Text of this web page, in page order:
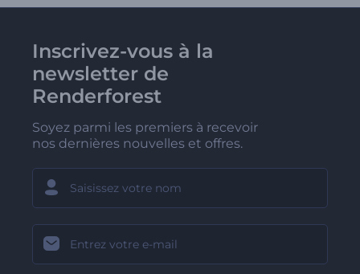
Inscrivez-vous à la
newsletter de
Renderforest
Soyez parmi les premiers à recevoir
nos dernières nouvelles et offres.